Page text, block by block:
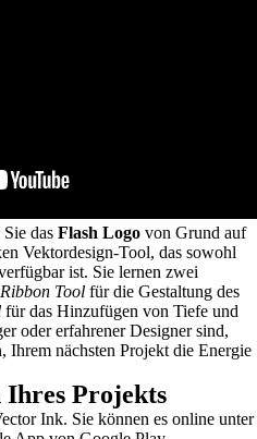
das Flash Logo von Grund auf
Vektordesign-Tool, das sowohl
ist. Sie lernen zwei
Ribbon Tool für die Gestaltung des
für das Hinzufügen von Tiefe und
oder erfahrener Designer sind,
nächsten Projekt die Energie
Projekts
Ink. Sie können es online unter